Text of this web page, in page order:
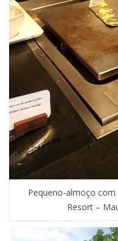
Pequeno-almoço
Resort –